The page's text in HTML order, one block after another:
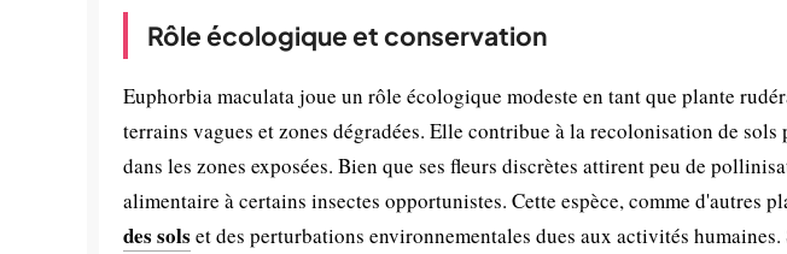
Rôle écologique et conservation
Euphorbia maculata joue un rôle écologique modeste en tant que plante
terrains vagues et zones dégradées. Elle contribue à la recolonisation de
dans les zones exposées. Bien que ses fleurs discrètes attirent peu de
alimentaire à certains insectes opportunistes. Cette espèce, comme d'autres
des sols et des perturbations environnementales dues aux activités